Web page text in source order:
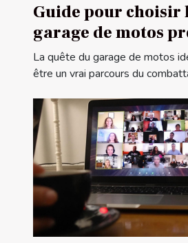
Guide pour choisir
garage de motos
frontières
La quête du garage de motos
être un vrai parcours du